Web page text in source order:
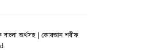
অর্থসহ | কোরআন শরীফ